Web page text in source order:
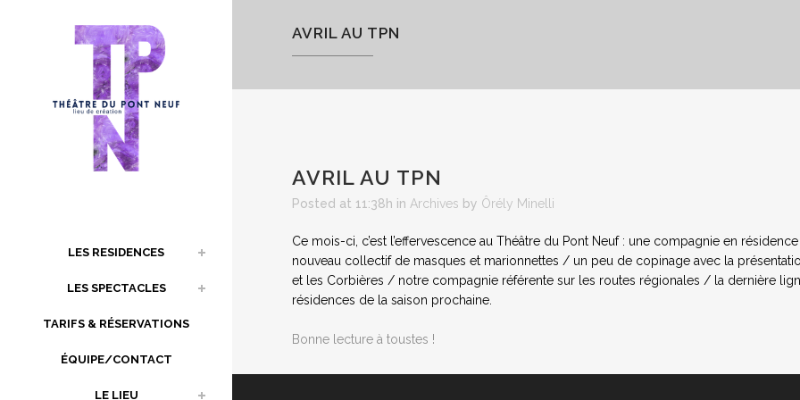
LES RESIDENCES
LES SPECTACLES
TARIFS & RÉSERVATIONS
ÉQUIPE/CONTACT
LE LIEU
AVRIL AU TPN
AVRIL AU TPN
Posted at 11:38h in Archives by Ôrély Minelli
Ce mois-ci, c’est l’effervescence au Théâtre du Pont Neuf : une compagnie en
nouveau collectif de masques et marionnettes / un peu de copinage avec la
et les Corbières / notre compagnie référente sur les routes régionales / la dernière
résidences de la saison prochaine.
Bonne lecture à toustes !